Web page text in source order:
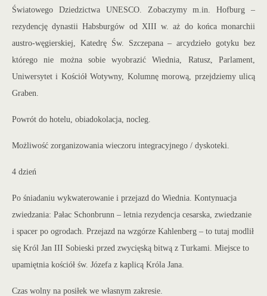
Światowego Dziedzictwa UNESCO. Zobaczymy m.in. Hofburg –
rezydencję dynastii Habsburgów od XIII w. aż do końca monarchii
austro-węgierskiej, Katedrę Św. Szczepana – arcydzieło gotyku bez
którego nie można sobie wyobrazić Wiednia, Ratusz, Parlament,
Uniwersytet i Kościół Wotywny, Kolumnę morową, przejdziemy ulicą
Graben.
Powrót do hotelu, obiadokolacja, nocleg.
Możliwość zorganizowania wieczoru integracyjnego / dyskoteki.
4 dzień
Po śniadaniu wykwaterowanie i przejazd do Wiednia. Kontynuacja
zwiedzania: Pałac Schonbrunn – letnia rezydencja cesarska, zwiedzanie
i spacer po ogrodach. Przejazd na wzgórze Kahlenberg – to tutaj modlił
się Król Jan III Sobieski przed zwycięską bitwą z Turkami. Miejsce to
upamiętnia kościół św. Józefa z kaplicą Króla Jana.
Czas wolny na posiłek we własnym zakresie.